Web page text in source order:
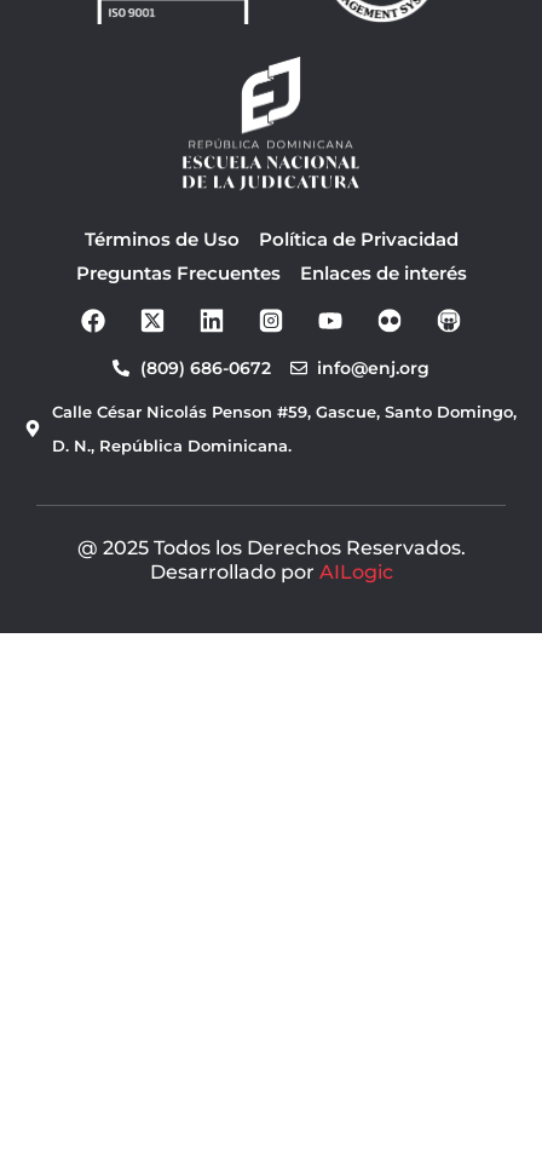
Términos de Uso
Política de Privacidad
Preguntas Frecuentes
Enlaces de interés
F
a
b
o
o
o
t
b
(809) 686-0672 info@enj.org
Calle César Nicolás Penson #59, Gascue, Santo Domingo,
D. N., República Dominicana.
@ 2025 Todos los Derechos Reservados.
Desarrollado por AILogic